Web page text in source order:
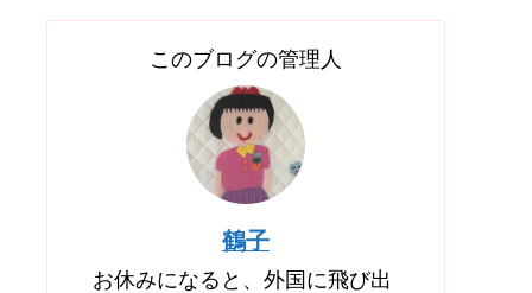
このブログの管理人
鶴子
お休みになると、外国に飛び出